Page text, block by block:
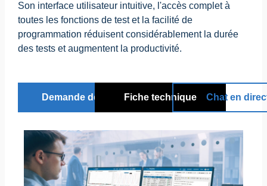
Son interface utilisateur intuitive, l'accès complet à
toutes les fonctions de test et la facilité de
programmation réduisent considérablement la durée
des tests et augmentent la productivité.
Demande de devis Fiche technique Chat en